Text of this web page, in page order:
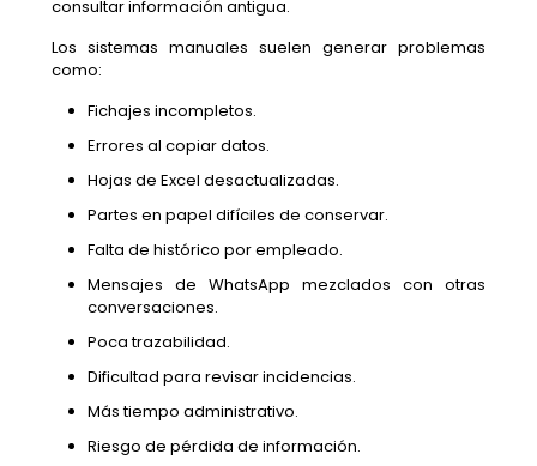
consultar información antigua.
Los sistemas manuales suelen generar problemas
como:
Fichajes incompletos.
Errores al copiar datos.
Hojas de Excel desactualizadas.
Partes en papel difíciles de conservar.
Falta de histórico por empleado.
Mensajes de WhatsApp mezclados con otras
conversaciones.
Poca trazabilidad.
Dificultad para revisar incidencias.
Más tiempo administrativo.
Riesgo de pérdida de información.